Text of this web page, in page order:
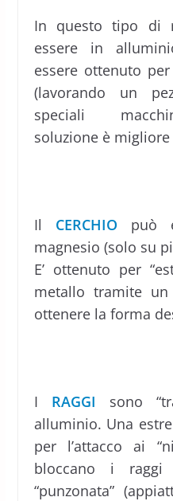
In questo tipo di
essere in
essere ottenuto
(lavorando un
speciali
soluzione è
Il CERCHIO
può
magnesio (solo su
E’ ottenuto per
metallo tramite
ottenere la forma
I RAGGI sono
alluminio. Una
per l’attacco ai
bloccano i raggi
“punzonata”